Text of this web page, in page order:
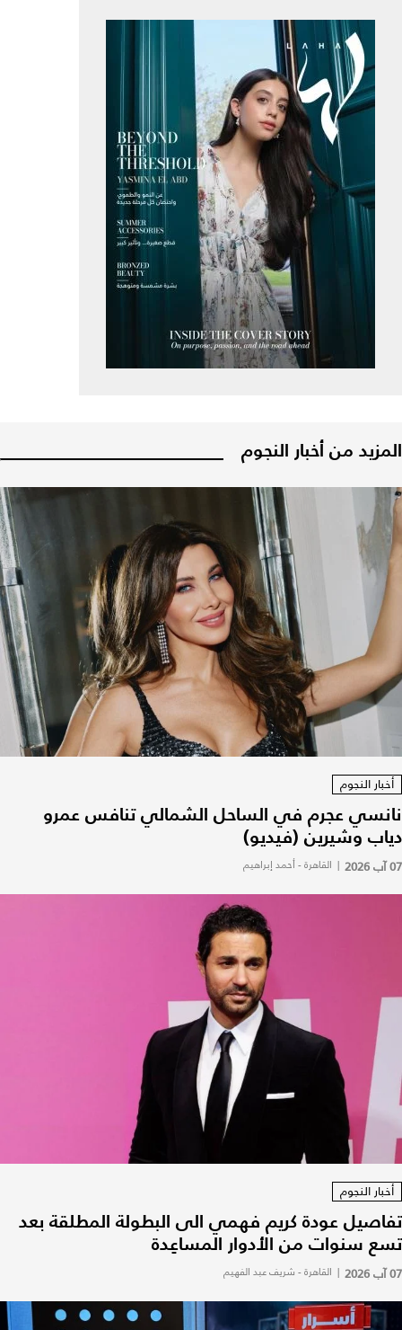
المزيد من أخبار النجوم
أخبار النجوم
نانسي عجرم في الساحل الشمالي تنافس عمرو
دياب وشيرين (فيديو)
07 آب 2026 | القاهرة - أحمد إبراهيم
أخبار النجوم
تفاصيل عودة كريم فهمي الى البطولة المطلقة بعد
تسع سنوات من الأدوار المساعِدة
07 آب 2026 | القاهرة - شريف عبد الفهيم